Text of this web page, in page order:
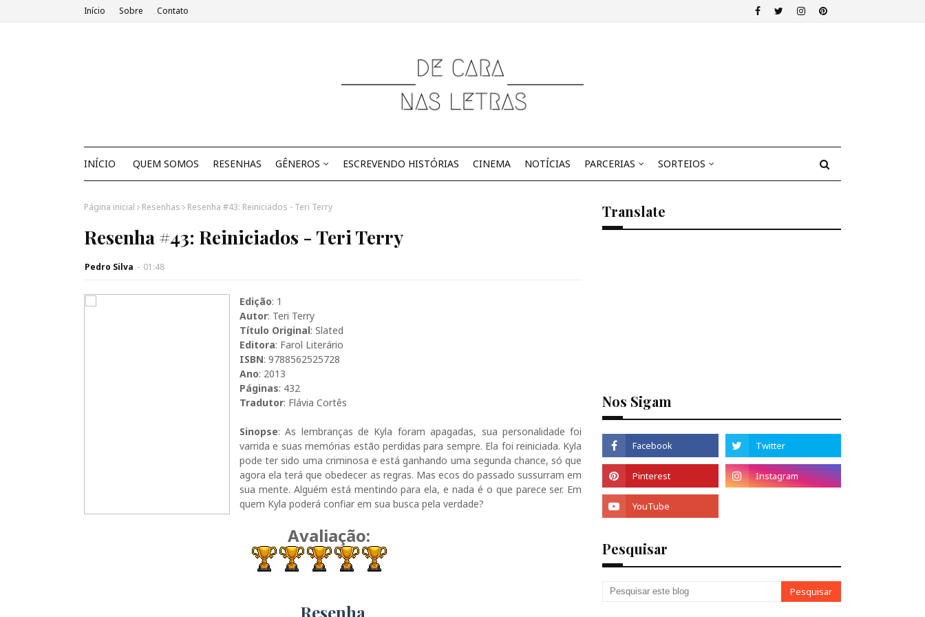
Início Sobre Contato
INÍCIO QUEM SOMOS RESENHAS GÊNEROS ESCREVENDO HISTÓRIAS CINEMA NOTÍCIAS PARCERIAS SORTEIOS
Página inicial Resenhas Resenha #43: Reiniciados - Teri Terry
Resenha #43: Reiniciados - Teri Terry
Pedro Silva - 01:48
Edição: 1
Autor: Teri Terry
Título Original: Slated
Editora: Farol Literário
ISBN: 9788562525728
Ano: 2013
Páginas: 432
Tradutor: Flávia Cortês
Sinopse: As lembranças de Kyla foram apagadas, sua personalidade foi
varrida e suas memórias estão perdidas para sempre. Ela foi reiniciada. Kyla
pode ter sido uma criminosa e está ganhando uma segunda chance, só que
agora ela terá que obedecer as regras. Mas ecos do passado sussurram em
sua mente. Alguém está mentindo para ela, e nada é o que parece ser. Em
quem Kyla poderá confiar em sua busca pela verdade?
Avaliação:
Resenha
Translate
Nos Sigam
Pesquisar